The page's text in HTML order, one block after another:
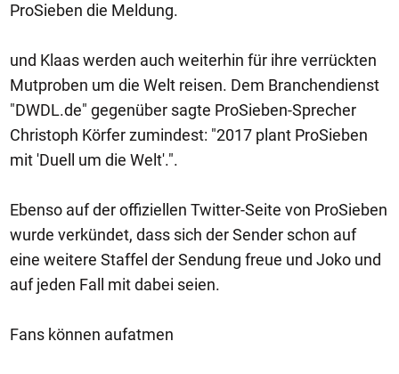
ProSieben die Meldung.
und Klaas werden auch weiterhin für ihre verrückten
Mutproben um die Welt reisen. Dem Branchendienst
"DWDL.de" gegenüber sagte ProSieben-Sprecher
Christoph Körfer zumindest: "2017 plant ProSieben
mit 'Duell um die Welt'.".
Ebenso auf der offiziellen Twitter-Seite von ProSieben
wurde verkündet, dass sich der Sender schon auf
eine weitere Staffel der Sendung freue und Joko und
auf jeden Fall mit dabei seien.
Fans können aufatmen